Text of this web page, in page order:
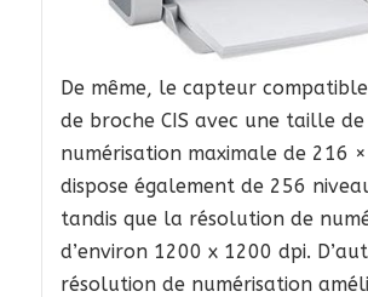
De même, le capteur
de broche CIS avec une taille de
numérisation maximale de 216
dispose également de 256
tandis que la résolution de
d’environ 1200 x 1200 dpi.
résolution de numérisation